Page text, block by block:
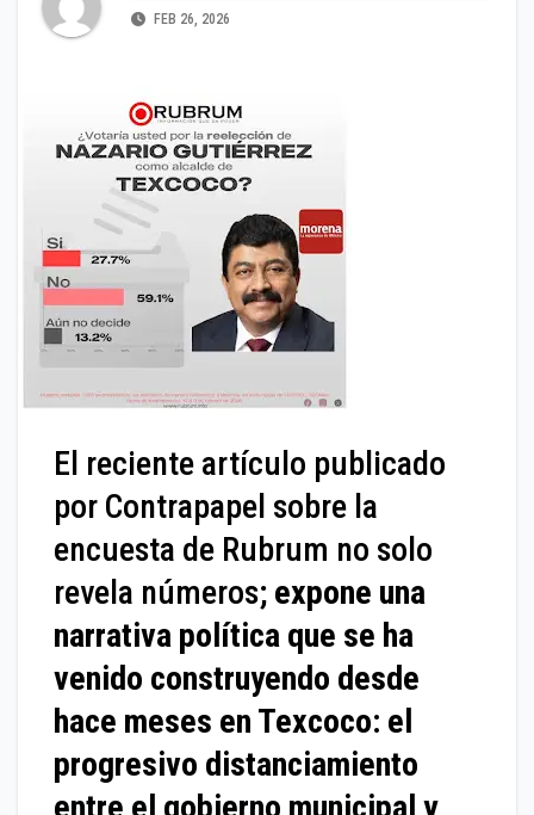
FEB 26, 2026
El reciente artículo publicado
por Contrapapel sobre la
encuesta de Rubrum no solo
revela números; expone una
narrativa política que se ha
venido construyendo desde
hace meses en Texcoco: el
progresivo distanciamiento